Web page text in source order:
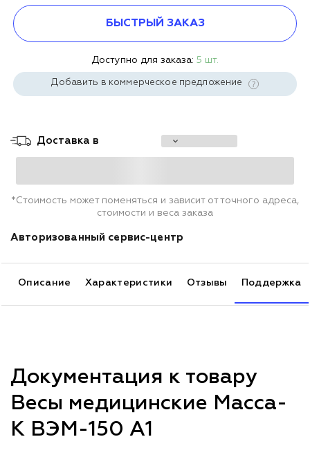
БЫСТРЫЙ ЗАКАЗ
Доступно для заказа: 5 шт.
Добавить в коммерческое предложение
Доставка в
*Стоимость может поменяться и зависит от точного адреса,
стоимости и веса заказа
Авторизованный сервис-центр
Описание Характеристики Отзывы Поддержка
Документация к товару
Весы медицинские Масса-
К ВЭМ-150 А1